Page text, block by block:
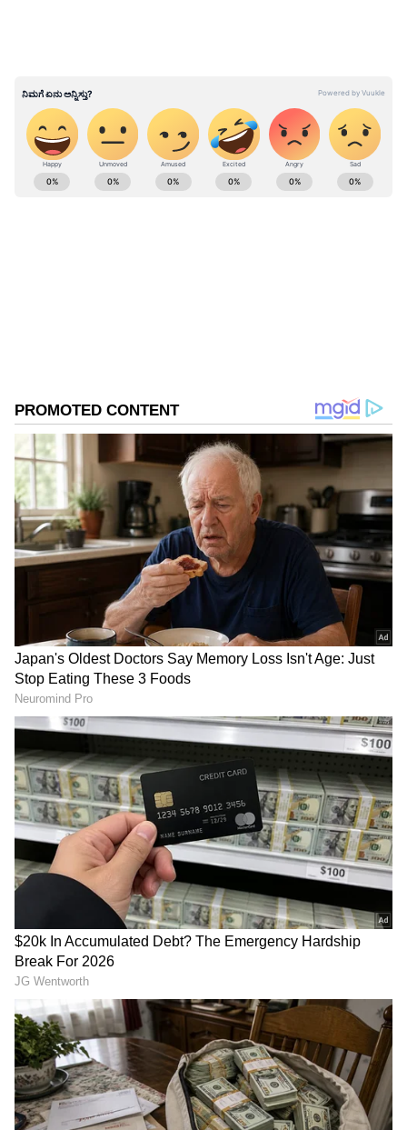
ಕೇವಲ ಹಿಂದೂ ಸಮಾಜ ಮಾತ್ರ ಸಹನೆಯಿಂದ ಇರುವವರು
ಎಂಬುದನ್ನು ತಿಳಿದು ಉಚಿತವಾಗಿ ಸಲಹೆ, ಬುದ್ದಿವಾದ ಮಾತು
ಹೇಳುವುದನ್ನು ಇನ್ನಾದರೂ ರಮಾನಾಥ ರೈ ಅವರು ನಿಲ್ಲಿಸಿ,
ಇತರ ಸಮಾಜವನ್ನೂ ತಿದ್ದುವ ಕೆಲಸ ಮಾಡಲಿ ಎಂದು
ತಿರುಗೇಟು ಕೊಟ್ಟಿದ್ದಾರೆ.
ಸಂಘ ಪರಿವಾರದ ಪ್ರತಿಭಟನೆ ಖಂಡಿಸಿದ್ದ ರಮಾನಾಥ್ ರೈ!
ಬಾಂಗ್ಲಾದ ಹಿಂದೂಗಳ ಮೇಲಿನ ದೌರ್ಜನ್ಯ ಖಂಡಿಸಿ ರಸ್ತೆ ತಡೆ
ABOUT THE AUTHOR
DOWNLOAD APP
RECOMMENDED STORIES